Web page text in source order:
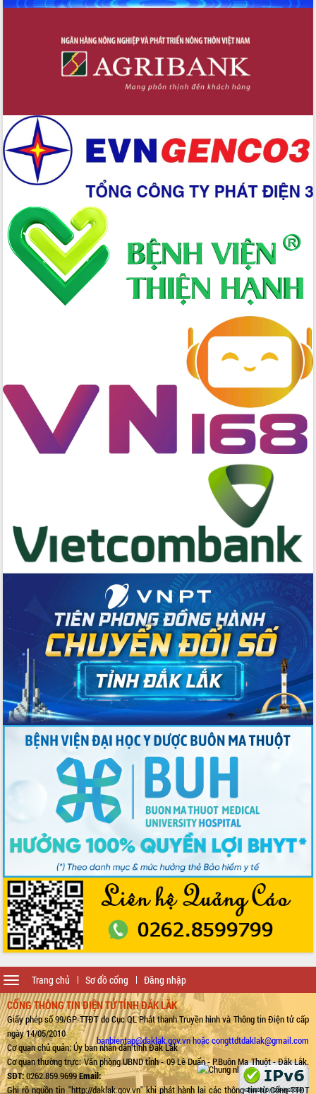
Trang chủ Sơ đồ cổng Đăng nhập
Toggle
navigation
CỔNG THÔNG TIN ĐIỆN TỬ TỈNH ĐẮK LẮK
Giấy phép số 99/GP-TTĐT do Cục QL Phát thanh Truyền hình và Thông tin Điện tử cấp
ngày 14/05/2010
Cơ quan chủ quản: Ủy ban nhân dân tỉnh Đắk Lắk
Cơ quan thường trực: Văn phòng UBND tỉnh - 09 Lê Duẩn - P.Buôn Ma Thuột - Đắk Lắk.
SĐT:0262.859.9699Email:
banbientap@daklak.gov.vn hoặc congttdtdaklak@gmail.com
Ghi rõ nguồn tin "http://daklak.gov.vn" khi phát hành lại các thông tin từ Cổng TTĐT